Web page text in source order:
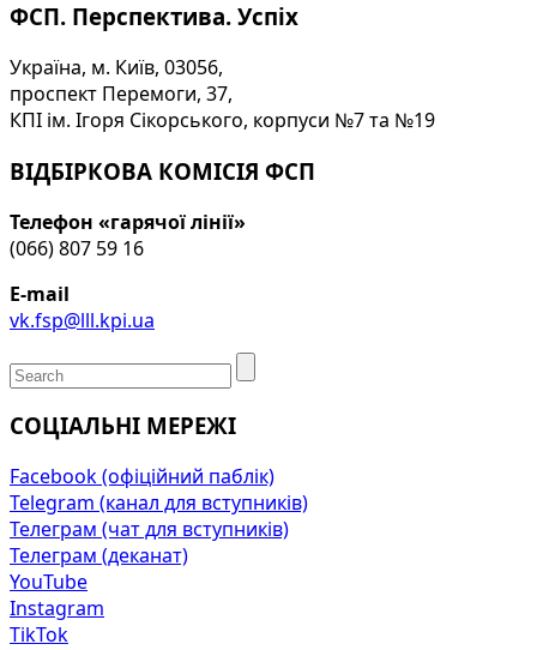
ФСП. Перспектива. Успіх
Україна, м. Київ, 03056,
проспект Перемоги, 37,
КПІ ім. Ігоря Сікорського, корпуси №7 та №19
ВІДБІРКОВА КОМІСІЯ ФСП
Телефон «гарячої лінії»
(066) 807 59 16
E-mail
vk.fsp@lll.kpi.ua
СОЦІАЛЬНІ МЕРЕЖІ
Facebook (офіційний паблік)
Telegram (канал для вступників)
Телеграм (чат для вступників)
Телеграм (деканат)
YouTube
Instagram
TikTok